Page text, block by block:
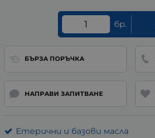
бр.
БЪРЗА ПОРЪЧКА
НАПРАВИ ЗАПИТВАНЕ
Етерични и базови масла